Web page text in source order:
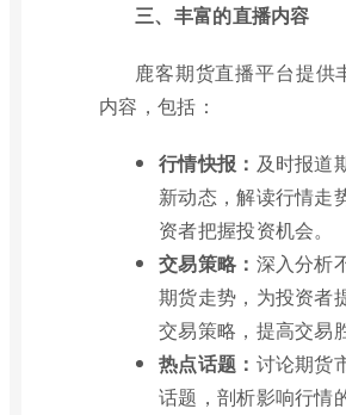
三、丰富的直播内容
鹿客期货直播平台提供
内容，包括：
行情快报： 及时报道
新动态，解读行情走
资者把握投资机会。
交易策略： 深入分析
期货走势，为投资者
交易策略，提高交易
热点话题： 讨论期货
话题，剖析影响行情